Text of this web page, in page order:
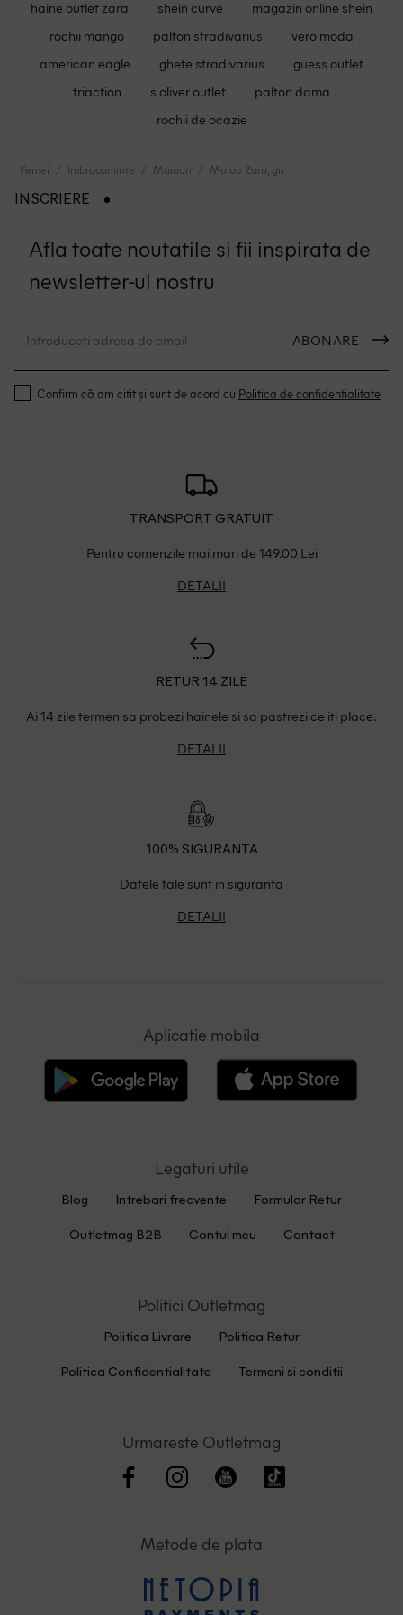
haine outlet zara
shein curve
magazin online shein
rochii mango
palton stradivarius
vero moda
american eagle
ghete stradivarius
guess outlet
triaction
s oliver outlet
palton dama
rochii de ocazie
Femei Imbracaminte Maiouri Maiou Zara, gri
INSCRIERE
Afla toate noutatile si fii inspirata de
newsletter-ul nostru
ABONARE
Confirm că am citit și sunt de acord cu Politica de confidentialitate
TRANSPORT GRATUIT
Pentru comenzile mai mari de 149.00 Lei
DETALII
RETUR 14 ZILE
Ai 14 zile termen sa probezi hainele si sa pastrezi ce iti place.
DETALII
100% SIGURANTA
Datele tale sunt in siguranta
DETALII
Aplicatie mobila
Legaturi utile
Blog Intrebari frecvente Formular Retur
Outletmag B2B Contul meu Contact
Politici Outletmag
Politica Livrare Politica Retur
Politica Confidentialitate Termeni si conditii
Urmareste Outletmag
Metode de plata